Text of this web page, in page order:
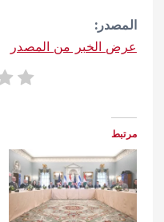
المصدر:
عرض الخبر من المصدر
مرتبط